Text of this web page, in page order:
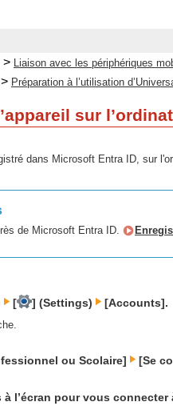
> Liaison avec les périphériques
> Préparation à l’utilisation
sur
dans Microsoft Entra ID, sur
de Microsoft Entra ID.
[ ] (Settings) [Accounts].
ou Scolaire] [Se
l’écran pour vous